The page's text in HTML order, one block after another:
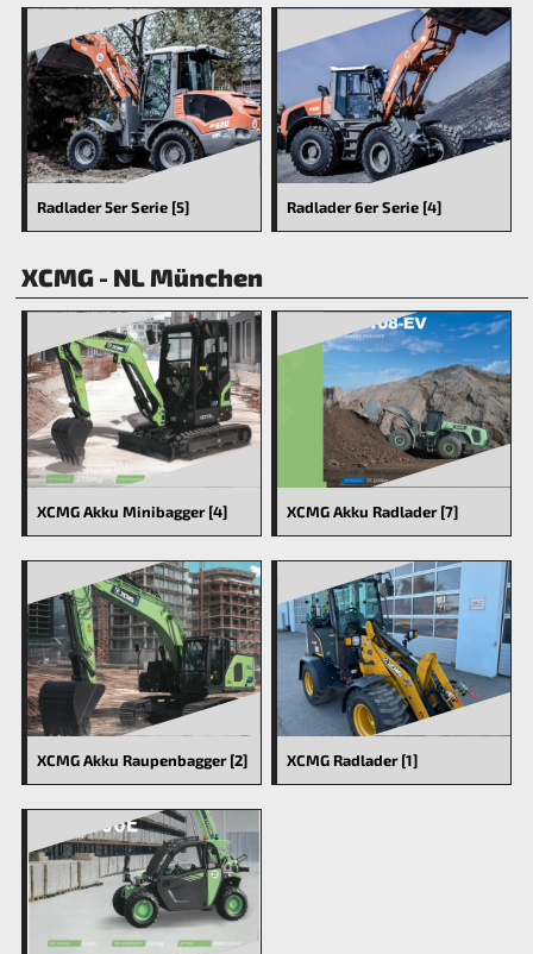
Radlader 5er Serie [5] Radlader 6er Serie [4]
XCMG - NL München
XCMG Akku Minibagger [4] XCMG Akku Radlader [7]
XCMG Akku Raupenbagger [2] XCMG Radlader [1]